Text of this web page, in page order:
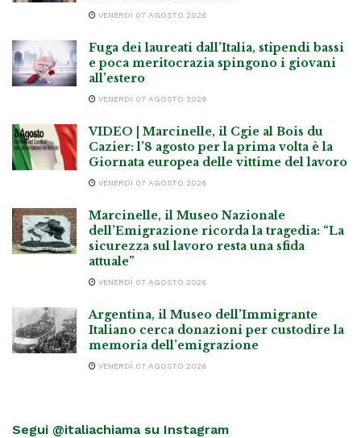
VENERDÌ 07 AGOSTO 2026
Fuga dei laureati dall’Italia, stipendi bassi
e poca meritocrazia spingono i giovani
all’estero
VENERDÌ 07 AGOSTO 2026
VIDEO | Marcinelle, il Cgie al Bois du
Cazier: l’8 agosto per la prima volta è la
Giornata europea delle vittime del lavoro
VENERDÌ 07 AGOSTO 2026
Marcinelle, il Museo Nazionale
dell’Emigrazione ricorda la tragedia: “La
sicurezza sul lavoro resta una sfida
attuale”
VENERDÌ 07 AGOSTO 2026
Argentina, il Museo dell’Immigrante
Italiano cerca donazioni per custodire la
memoria dell’emigrazione
VENERDÌ 07 AGOSTO 2026
Segui @italiachiama su Instagram